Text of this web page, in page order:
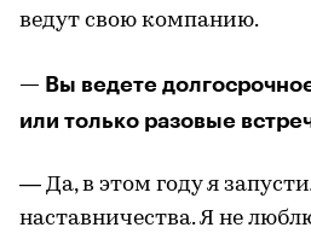
ведут свою компанию.
— Вы ведете
или только разовые
— Да, в этом году я
наставничества. Я не